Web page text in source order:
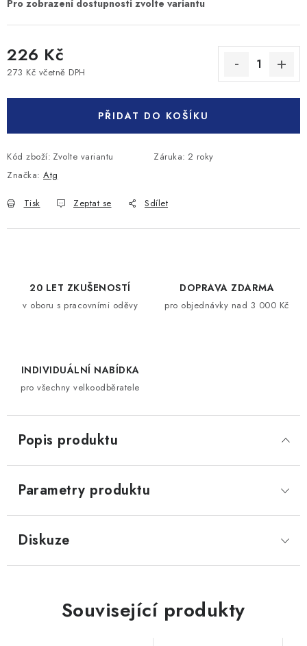
226 Kč
273 Kč včetně DPH
PŘIDAT DO KOŠÍKU
Kód zboží: Zvolte variantu Záruka: 2 roky
Značka: Atg
Tisk Zeptat se Sdílet
20 LET ZKUŠENOSTÍ
v oboru s pracovními oděvy
DOPRAVA ZDARMA
pro objednávky nad 3 000 Kč
INDIVIDUÁLNÍ NABÍDKA
pro všechny velkoodběratele
Popis produktu
Parametry produktu
Diskuze
Související produkty